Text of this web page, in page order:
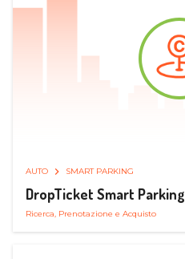
AUTO SMART PARKING
DropTicket Smart Parking
Ricerca, Prenotazione e Acquisto